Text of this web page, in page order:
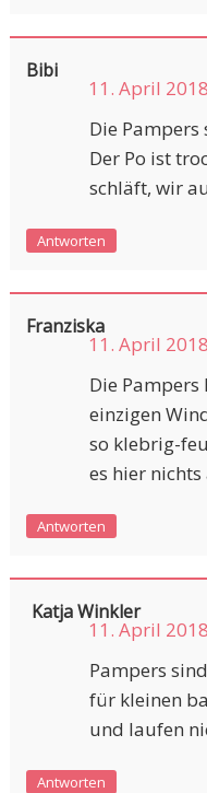
Bibi
11. April
Die
Der Po ist
schläft, wir
Antworten
Franziska
11. April
Die
einzigen
so klebrig-
es hier
Antworten
Katja Winkler
11. April
Pampers
für kleinen
und laufen
Antworten